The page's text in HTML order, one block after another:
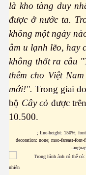
là kho tàng duy
được ở nước ta.
không một ngày
âm u lạnh lẽo, hay
không thốt ra câu
thêm cho Việt
mới!". Trong giai
bộ Cây cỏ được
10.500.
; line-height: 150%;
decoration: none; mso-fareast-